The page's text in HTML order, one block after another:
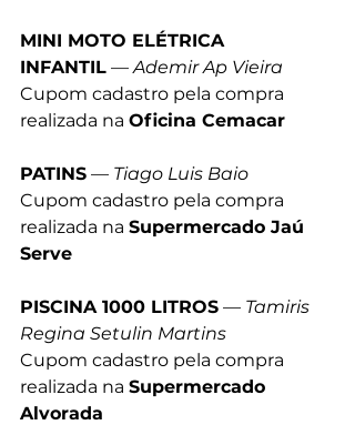
MINI MOTO ELÉTRICA
INFANTIL — Ademir Ap Vieira
Cupom cadastro pela compra
realizada na Oficina Cemacar
PATINS — Tiago Luis Baio
Cupom cadastro pela compra
realizada na Supermercado Jaú
Serve
PISCINA 1000 LITROS — Tamiris
Regina Setulin Martins
Cupom cadastro pela compra
realizada na Supermercado
Alvorada